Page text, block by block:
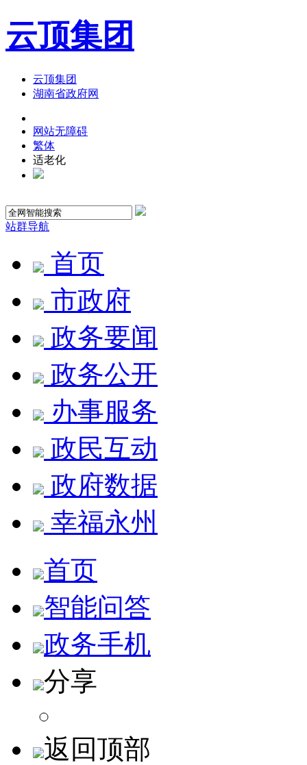
云顶集团
云顶集团
湖南省政府网
网站无障碍
繁体
适老化
站群导航
首页
市政府
政务要闻
政务公开
办事服务
政民互动
政府数据
幸福永州
首页
智能问答
政务手机
分享
返回顶部